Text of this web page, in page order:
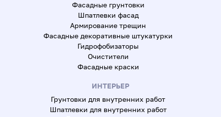
Фасадные грунтовки
Шпатлевки фасад
Армирование трещин
Фасадные декоративные штукатурки
Гидрофобизаторы
Очистители
Фасадные краски
ИНТЕРЬЕР
Грунтовки для внутренних работ
Шпатлевки для внутренних работ